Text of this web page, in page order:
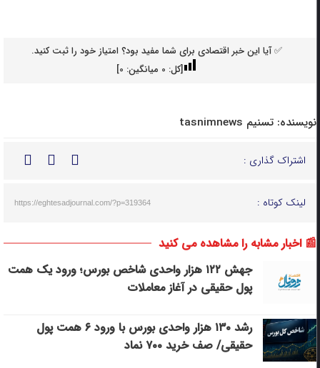
✅ آیا این خبر اقتصادی برای شما مفید بود؟ امتیاز خود را ثبت کنید.
[کل: 0میانگین: 0
]
نویسنده: تسنیم tasnimnews
اشتراک گذاری :
لینک کوتاه : https://eghtesadjournal.com/?p=319364
📰 اخبار مشابه را مشاهده می کنید
جهش ۱۲۲ هزار واحدی شاخص بورس؛ ورود یک همت
پول حقیقی در آغاز معاملات
رشد ۱۳۰ هزار واحدی بورس با ورود ۶ همت پول
حقیقی/ صف خرید ۷۰۰ نماد